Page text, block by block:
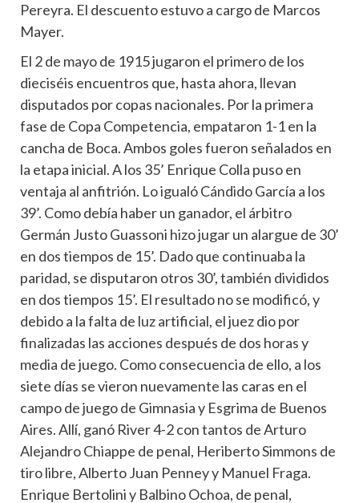
Pereyra. El descuento estuvo a cargo de Marcos
Mayer.
El 2 de mayo de 1915 jugaron el primero de los
dieciséis encuentros que, hasta ahora, llevan
disputados por copas nacionales. Por la primera
fase de Copa Competencia, empataron 1-1 en la
cancha de Boca. Ambos goles fueron señalados en
la etapa inicial. A los 35’ Enrique Colla puso en
ventaja al anfitrión. Lo igualó Cándido García a los
39’. Como debía haber un ganador, el árbitro
Germán Justo Guassoni hizo jugar un alargue de 30’
en dos tiempos de 15’. Dado que continuaba la
paridad, se disputaron otros 30’, también divididos
en dos tiempos 15’. El resultado no se modificó, y
debido a la falta de luz artificial, el juez dio por
finalizadas las acciones después de dos horas y
media de juego. Como consecuencia de ello, a los
siete días se vieron nuevamente las caras en el
campo de juego de Gimnasia y Esgrima de Buenos
Aires. Allí, ganó River 4-2 con tantos de Arturo
Alejandro Chiappe de penal, Heriberto Simmons de
tiro libre, Alberto Juan Penney y Manuel Fraga.
Enrique Bertolini y Balbino Ochoa, de penal,